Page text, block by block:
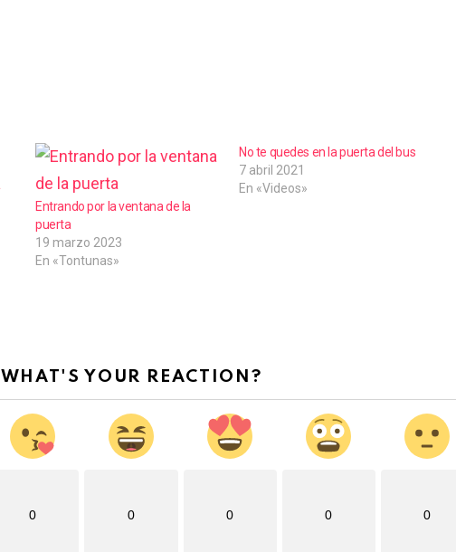
Entrando por la ventana de la
puerta
19 marzo 2023
En «Tontunas»
No te quedes en la puerta del bus
7 abril 2021
En «Videos»
WHAT'S YOUR REACTION?
0 0 0 0 0